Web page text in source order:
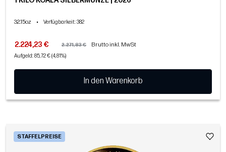
32.15oz • Verfügbarkeit: 382
2.224,23 € 2.271,83 € Brutto inkl. MwSt
Aufgeld: 85,72 € (4,81%)
In den Warenkorb
STAFFELPREISE